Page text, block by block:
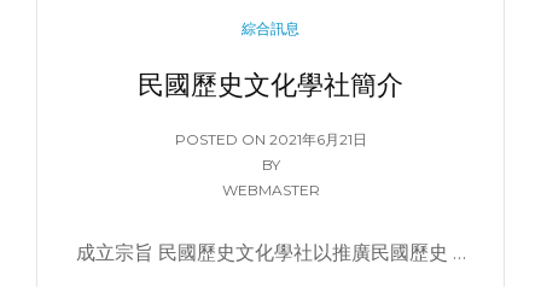
CATEGORIES
綜合訊息
民國歷史文化學社簡介
POSTED ON POSTED
ON
2021年6月21日
BY
WEBMASTER
成立宗旨 民國歷史文化學社以推廣民國歷史 …